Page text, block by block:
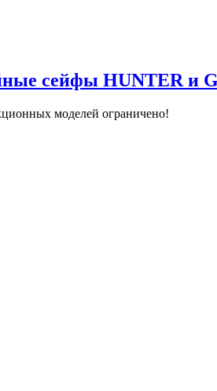
сейфы HUNTER и
моделей ограничено!